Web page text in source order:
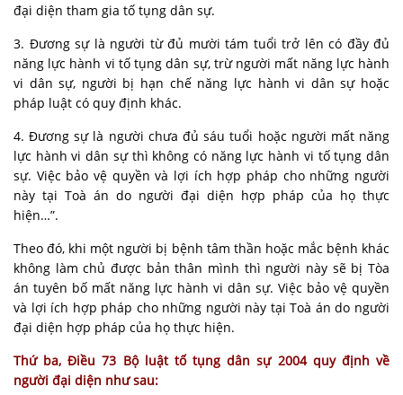
đại diện tham gia tố tụng dân sự.
3. Đương sự là người từ đủ mười tám tuổi trở lên có đầy đủ
năng lực hành vi tố tụng dân sự, trừ người mất năng lực hành
vi dân sự, người bị hạn chế năng lực hành vi dân sự hoặc
pháp luật có quy định khác.
4. Đương sự là người chưa đủ sáu tuổi hoặc người mất năng
lực hành vi dân sự thì không có năng lực hành vi tố tụng dân
sự. Việc bảo vệ quyền và lợi ích hợp pháp cho những người
này tại Toà án do người đại diện hợp pháp của họ thực
hiện…”.
Theo đó, khi một người bị bệnh tâm thần hoặc mắc bệnh khác
không làm chủ được bản thân mình thì người này sẽ bị Tòa
án tuyên bố mất năng lực hành vi dân sự. Việc bảo vệ quyền
và lợi ích hợp pháp cho những người này tại Toà án do người
đại diện hợp pháp của họ thực hiện.
Thứ ba, Điều 73 Bộ luật tố tụng dân sự 2004 quy định về
người đại diện như sau: